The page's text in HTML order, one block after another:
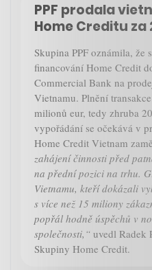
PPF prodala
Home Creditu
Skupina PPF oznámila, že
financování Home Credit
Commercial Bank na
Vietnamu. Plnění
milionů eur, tedy zhruba
vypořádání se očekává v
Home Credit Vietnam
zahájení činnosti před
na přední pozici na trhu.
Vietnamu, kteří dokázali
s více než 15 miliony
popřál hodně úspěchů v
společnosti,“ uvedl Radek
Skupiny Home Credit.